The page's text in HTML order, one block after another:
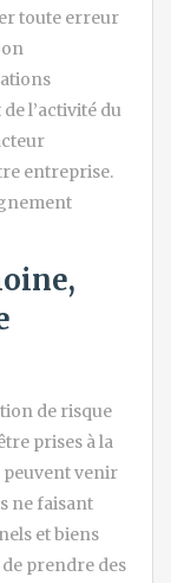
toute erreur
l’activité du
entreprise.
de risque
prises à la
peuvent venir
ne faisant
et biens
prendre des